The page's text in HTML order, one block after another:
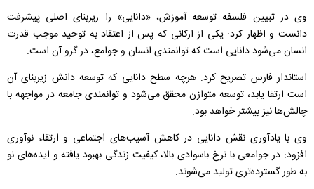
وی در تبیین فلسفه توسعه آموزش، «دانایی» را زیربنای اصلی پیشرفت
دانست و اظهار کرد: یکی از ارکانی که پس از اعتقاد به توحید موجب قدرت
انسان می‌شود دانایی است که توانمندی انسان و جوامع، در گرو آن است.
استاندار فارس تصریح کرد: هرچه سطح دانایی که توسعه دانش زیربنای آن
است ارتقا یابد، توسعه متوازن محقق می‌شود و توانمندی جامعه در مواجهه با
چالش‌ها نیز بیشتر خواهد بود.
وی با یادآوری نقش دانایی در کاهش آسیب‌های اجتماعی و ارتقاء نوآوری
افزود: در جوامعی با نرخ باسوادی بالا، کیفیت زندگی بهبود یافته و ایده‌های نو
به طور گسترده‌تری تولید می‌شوند.